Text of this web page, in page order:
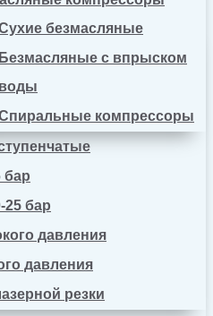
безмасляные
Безмасляные с впрыском
воды
компрессоры
бар
25 бар
давления
давления
резки